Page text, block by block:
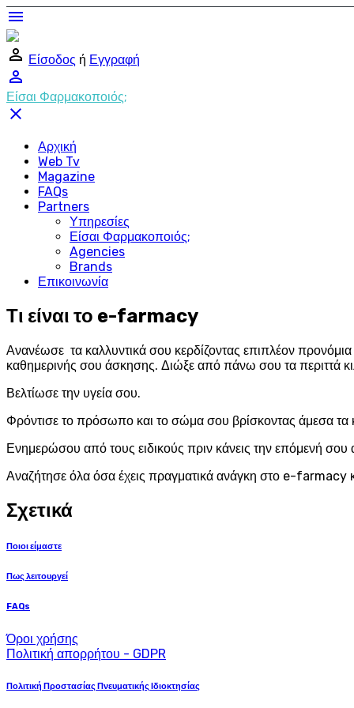
menu
perm_identity Είσοδος ή Εγγραφή
perm_identity
Είσαι Φαρμακοποιός;
close
Αρχική
Web Tv
Magazine
FAQs
Partners
Υπηρεσίες
Είσαι Φαρμακοποιός;
Agencies
Brands
Επικοινωνία
Τι είναι το e-farmacy
Ανανέωσε τα καλλυντικά σου κερδίζοντας επιπλέον
καθημερινής σου άσκησης. Διώξε από πάνω σου τα περιττά
Βελτίωσε την υγεία σου.
Φρόντισε το πρόσωπο και το σώμα σου βρίσκοντας άμεσα τα
Ενημερώσου από τους ειδικούς πριν κάνεις την επόμενή
Αναζήτησε όλα όσα έχεις πραγματικά ανάγκη στο e-farmacy
Σχετικά
Ποιοι είμαστε
Πως λειτουργεί
FAQs
Όροι χρήσης
Πολιτική απορρήτου - GDPR
Πολιτική Προστασίας Πνευματικής Ιδιοκτησίας